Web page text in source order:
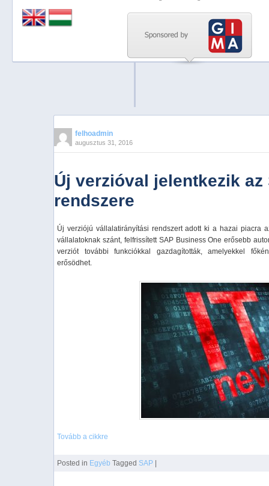
felhoadmin
augusztus 31, 2016
Új verzióval jelentkezik
rendszere
Új verziójú vállalatirányítási rendszert adott ki a hazai piacra
vállalatoknak szánt, felfrissített SAP Business One erősebb
verziót további funkciókkal gazdagították, amelyekkel
erősödhet.
Tovább a cikkre
Posted in Egyéb Tagged SAP |